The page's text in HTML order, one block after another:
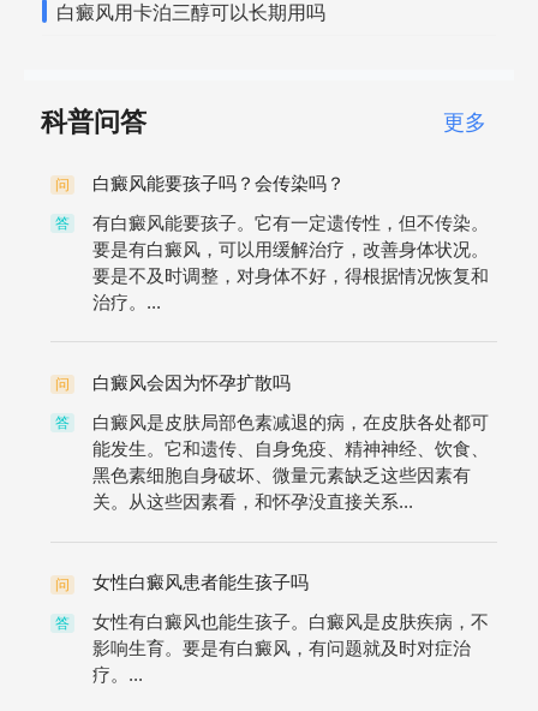
白癜风用卡泊三醇可以长期用吗
科普问答 更多
问 白癜风能要孩子吗？会传染吗？
答
有白癜风能要孩子。它有一定遗传性，但不传染。
要是有白癜风，可以用缓解治疗，改善身体状况。
要是不及时调整，对身体不好，得根据情况恢复和
治疗。...
问 白癜风会因为怀孕扩散吗
答
白癜风是皮肤局部色素减退的病，在皮肤各处都可
能发生。它和遗传、自身免疫、精神神经、饮食、
黑色素细胞自身破坏、微量元素缺乏这些因素有
关。从这些因素看，和怀孕没直接关系...
问 女性白癜风患者能生孩子吗
答
女性有白癜风也能生孩子。白癜风是皮肤疾病，不
影响生育。要是有白癜风，有问题就及时对症治
疗。...